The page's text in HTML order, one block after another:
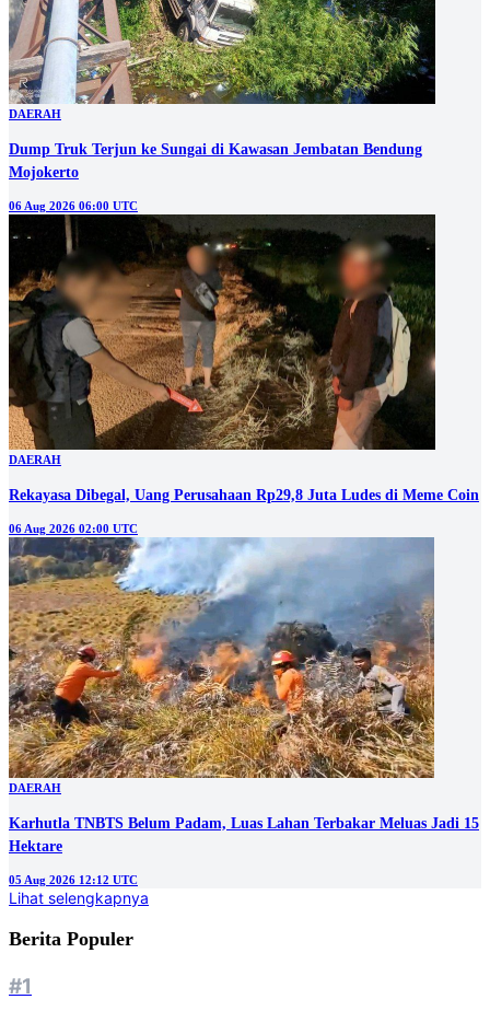
DAERAH
Dump Truk Terjun ke Sungai di Kawasan Jembatan Bendung
Mojokerto
06 Aug 2026 06:00 UTC
DAERAH
Rekayasa Dibegal, Uang Perusahaan Rp29,8 Juta Ludes di Meme Coin
06 Aug 2026 02:00 UTC
DAERAH
Karhutla TNBTS Belum Padam, Luas Lahan Terbakar Meluas Jadi 15
Hektare
05 Aug 2026 12:12 UTC
Lihat selengkapnya
Berita Populer
#1